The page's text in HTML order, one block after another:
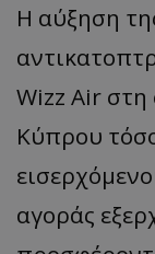
Η αύξηση
Wizz Air στη
Κύπρου
αγοράς